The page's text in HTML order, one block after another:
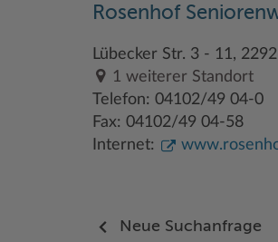
Rosenhof
Lübecker Str. 3 - 11,
1 weiterer Standort
Telefon: 04102/49 04-0
Fax: 04102/49 04-58
Internet:
Neue Suchanfrage